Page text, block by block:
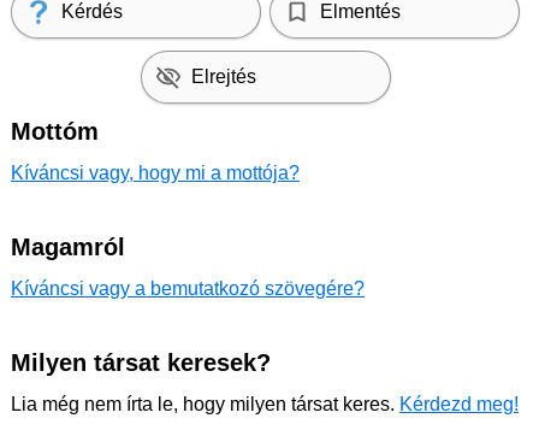
Kérdés Elmentés
Elrejtés
Mottóm
Kíváncsi vagy, hogy mi a mottója?
Magamról
Kíváncsi vagy a bemutatkozó szövegére?
Milyen társat keresek?
Lia még nem írta le, hogy milyen társat keres. Kérdezd meg!